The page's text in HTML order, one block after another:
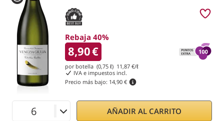
Rebaja 40%
8,90€
por botella (0,75 ℓ) 11,87 €/ℓ
IVA e impuestos incl.
Precio más bajo: 14,90 €
AÑADIR AL CARRITO